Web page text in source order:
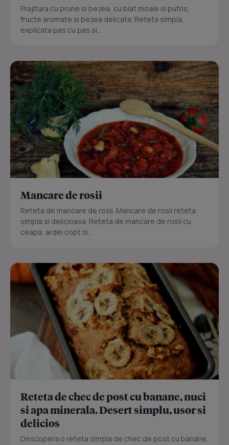
Prajitura cu prune si bezea, cu blat moale si pufos,
fructe aromate si bezea delicata. Reteta simpla,
explicata pas cu pas si...
Mancare de rosii
Reteta de mancare de rosii. Mancare de rosii reteta
simpla si delicioasa. Reteta de mancare de rosii cu
ceapa, ardei copt si...
Reteta de chec de post cu banane, nuci
si apa minerala. Desert simplu, usor si
delicios
Descopera o reteta simpla de chec de post cu banane,